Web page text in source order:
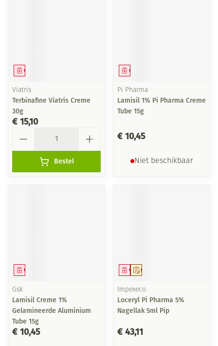
Geneesmiddel
Viatris
Terbinafine Viatris Creme
30g
€ 15,10
Bestel
Geneesmiddel
Pi Pharma
Lamisil 1% Pi Pharma Creme
Tube 15g
€ 10,45
Niet beschikbaar
Geneesmiddel
Gsk
Lamisil Creme 1%
Gelamineerde Aluminium
Tube 15g
€ 10,45
Op voorschrift
Geneesmiddel
Impexeco
Loceryl Pi Pharma 5%
Nagellak 5ml Pip
€ 43,11